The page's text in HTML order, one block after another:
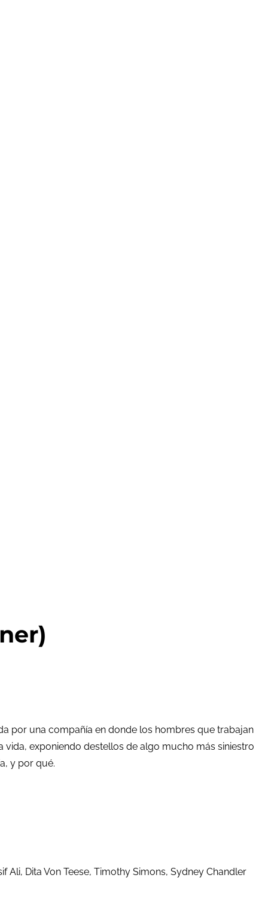
por una compañía en donde los hombres que trabajan
vida, exponiendo destellos de algo mucho más siniestro
y por qué.
Ali, Dita Von Teese, Timothy Simons, Sydney Chandler